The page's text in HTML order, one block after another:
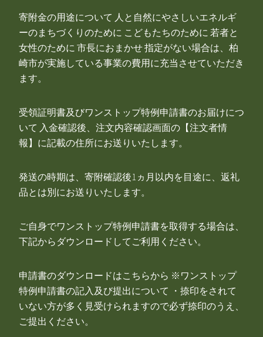
寄附金の用途について 人と自然にやさしいエネルギ
ーのまちづくりのために こどもたちのために 若者と
女性のために 市長におまかせ 指定がない場合は、柏
崎市が実施している事業の費用に充当させていただき
ます。
受領証明書及びワンストップ特例申請書のお届けにつ
いて 入金確認後、注文内容確認画面の【注文者情
報】に記載の住所にお送りいたします。
発送の時期は、寄附確認後1ヵ月以内を目途に、返礼
品とは別にお送りいたします。
ご自身でワンストップ特例申請書を取得する場合は、
下記からダウンロードしてご利用ください。
申請書のダウンロードはこちらから ※ワンストップ
特例申請書の記入及び提出について ・捺印をされて
いない方が多く見受けられますので必ず捺印のうえ、
ご提出ください。